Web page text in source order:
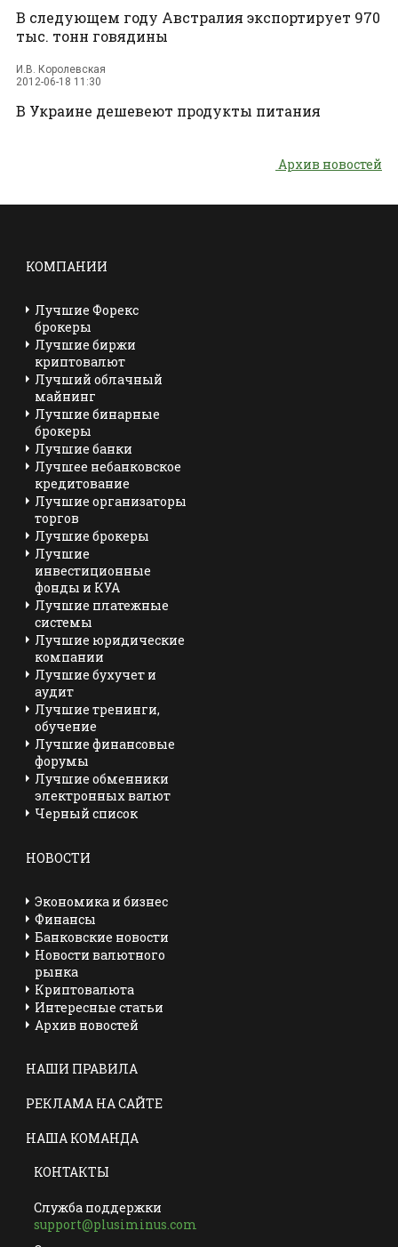
В следующем году Австралия экспортирует 970
тыс. тонн говядины
И.В. Королевская
2012-06-18 11:30
В Украине дешевеют продукты питания
Архив новостей
КОМПАНИИ
Лучшие Форекс
брокеры
Лучшие биржи
криптовалют
Лучший облачный
майнинг
Лучшие бинарные
брокеры
Лучшие банки
Лучшее небанковское
кредитование
Лучшие организаторы
торгов
Лучшие брокеры
Лучшие
инвестиционные
фонды и КУА
Лучшие платежные
системы
Лучшие юридические
компании
Лучшие бухучет и
аудит
Лучшие тренинги,
обучение
Лучшие финансовые
форумы
Лучшие обменники
электронных валют
Черный список
НОВОСТИ
Экономика и бизнес
Финансы
Банковские новости
Новости валютного
рынка
Криптовалюта
Интересные статьи
Архив новостей
НАШИ ПРАВИЛА
РЕКЛАМА НА САЙТЕ
НАША КОМАНДА
КОНТАКТЫ
Служба поддержки
support@plusiminus.com